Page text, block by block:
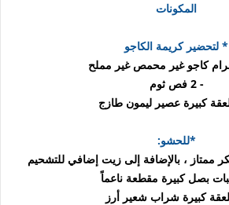
المكونات
* لتحضير كريمة الكاجو
- 2 فص ثوم
*للحشو: